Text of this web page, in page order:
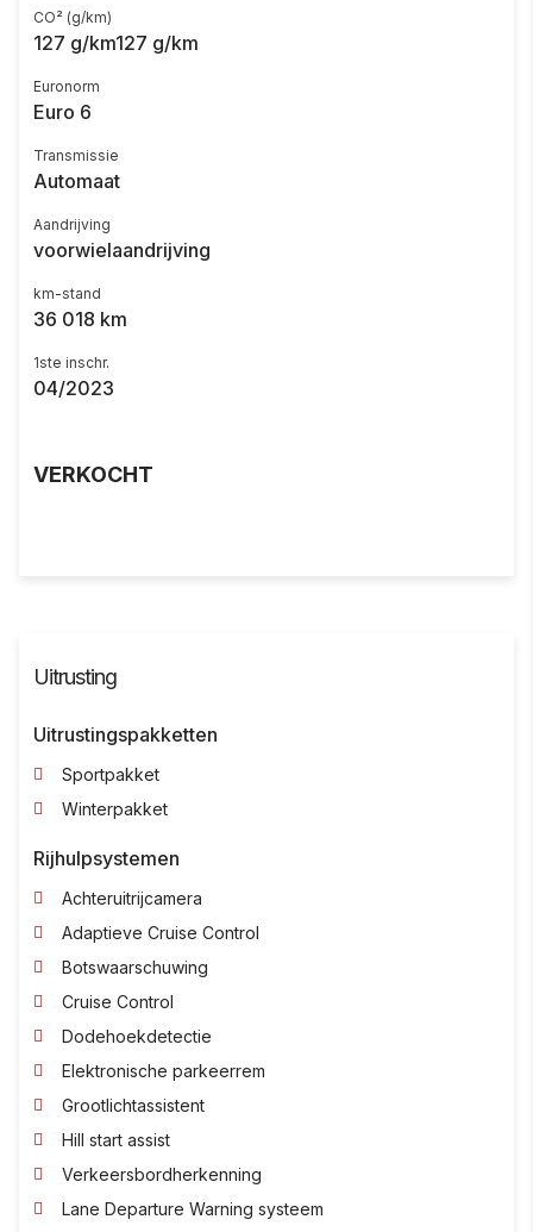
CO² (g/km)
127 g/km127 g/km
Euronorm
Euro 6
Transmissie
Automaat
Aandrijving
voorwielaandrijving
km-stand
36 018 km
1ste inschr.
04/2023
VERKOCHT
Uitrusting
Uitrustingspakketten
Sportpakket
Winterpakket
Rijhulpsystemen
Achteruitrijcamera
Adaptieve Cruise Control
Botswaarschuwing
Cruise Control
Dodehoekdetectie
Elektronische parkeerrem
Grootlichtassistent
Hill start assist
Verkeersbordherkenning
Lane Departure Warning systeem